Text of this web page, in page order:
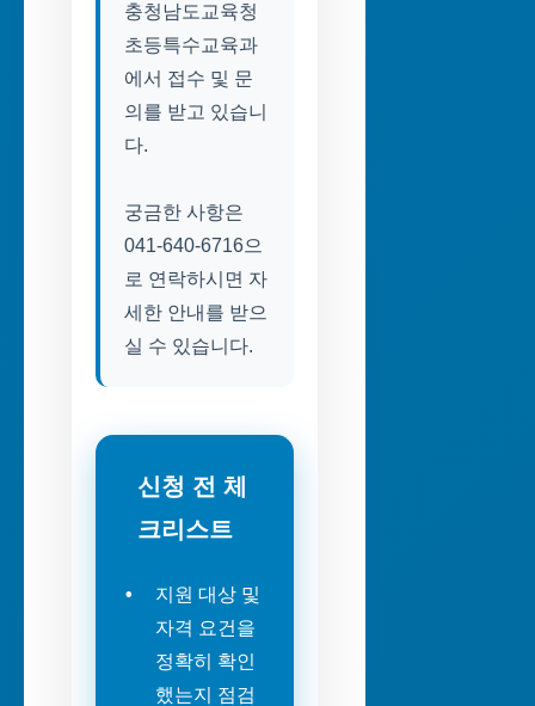
충청남도교육청
초등특수교육과
에서 접수 및 문
의를 받고 있습니
다.
궁금한 사항은
041-640-6716으
로 연락하시면 자
세한 안내를 받으
실 수 있습니다.
신청 전 체
크리스트
지원 대상 및
자격 요건을
정확히 확인
했는지 점검